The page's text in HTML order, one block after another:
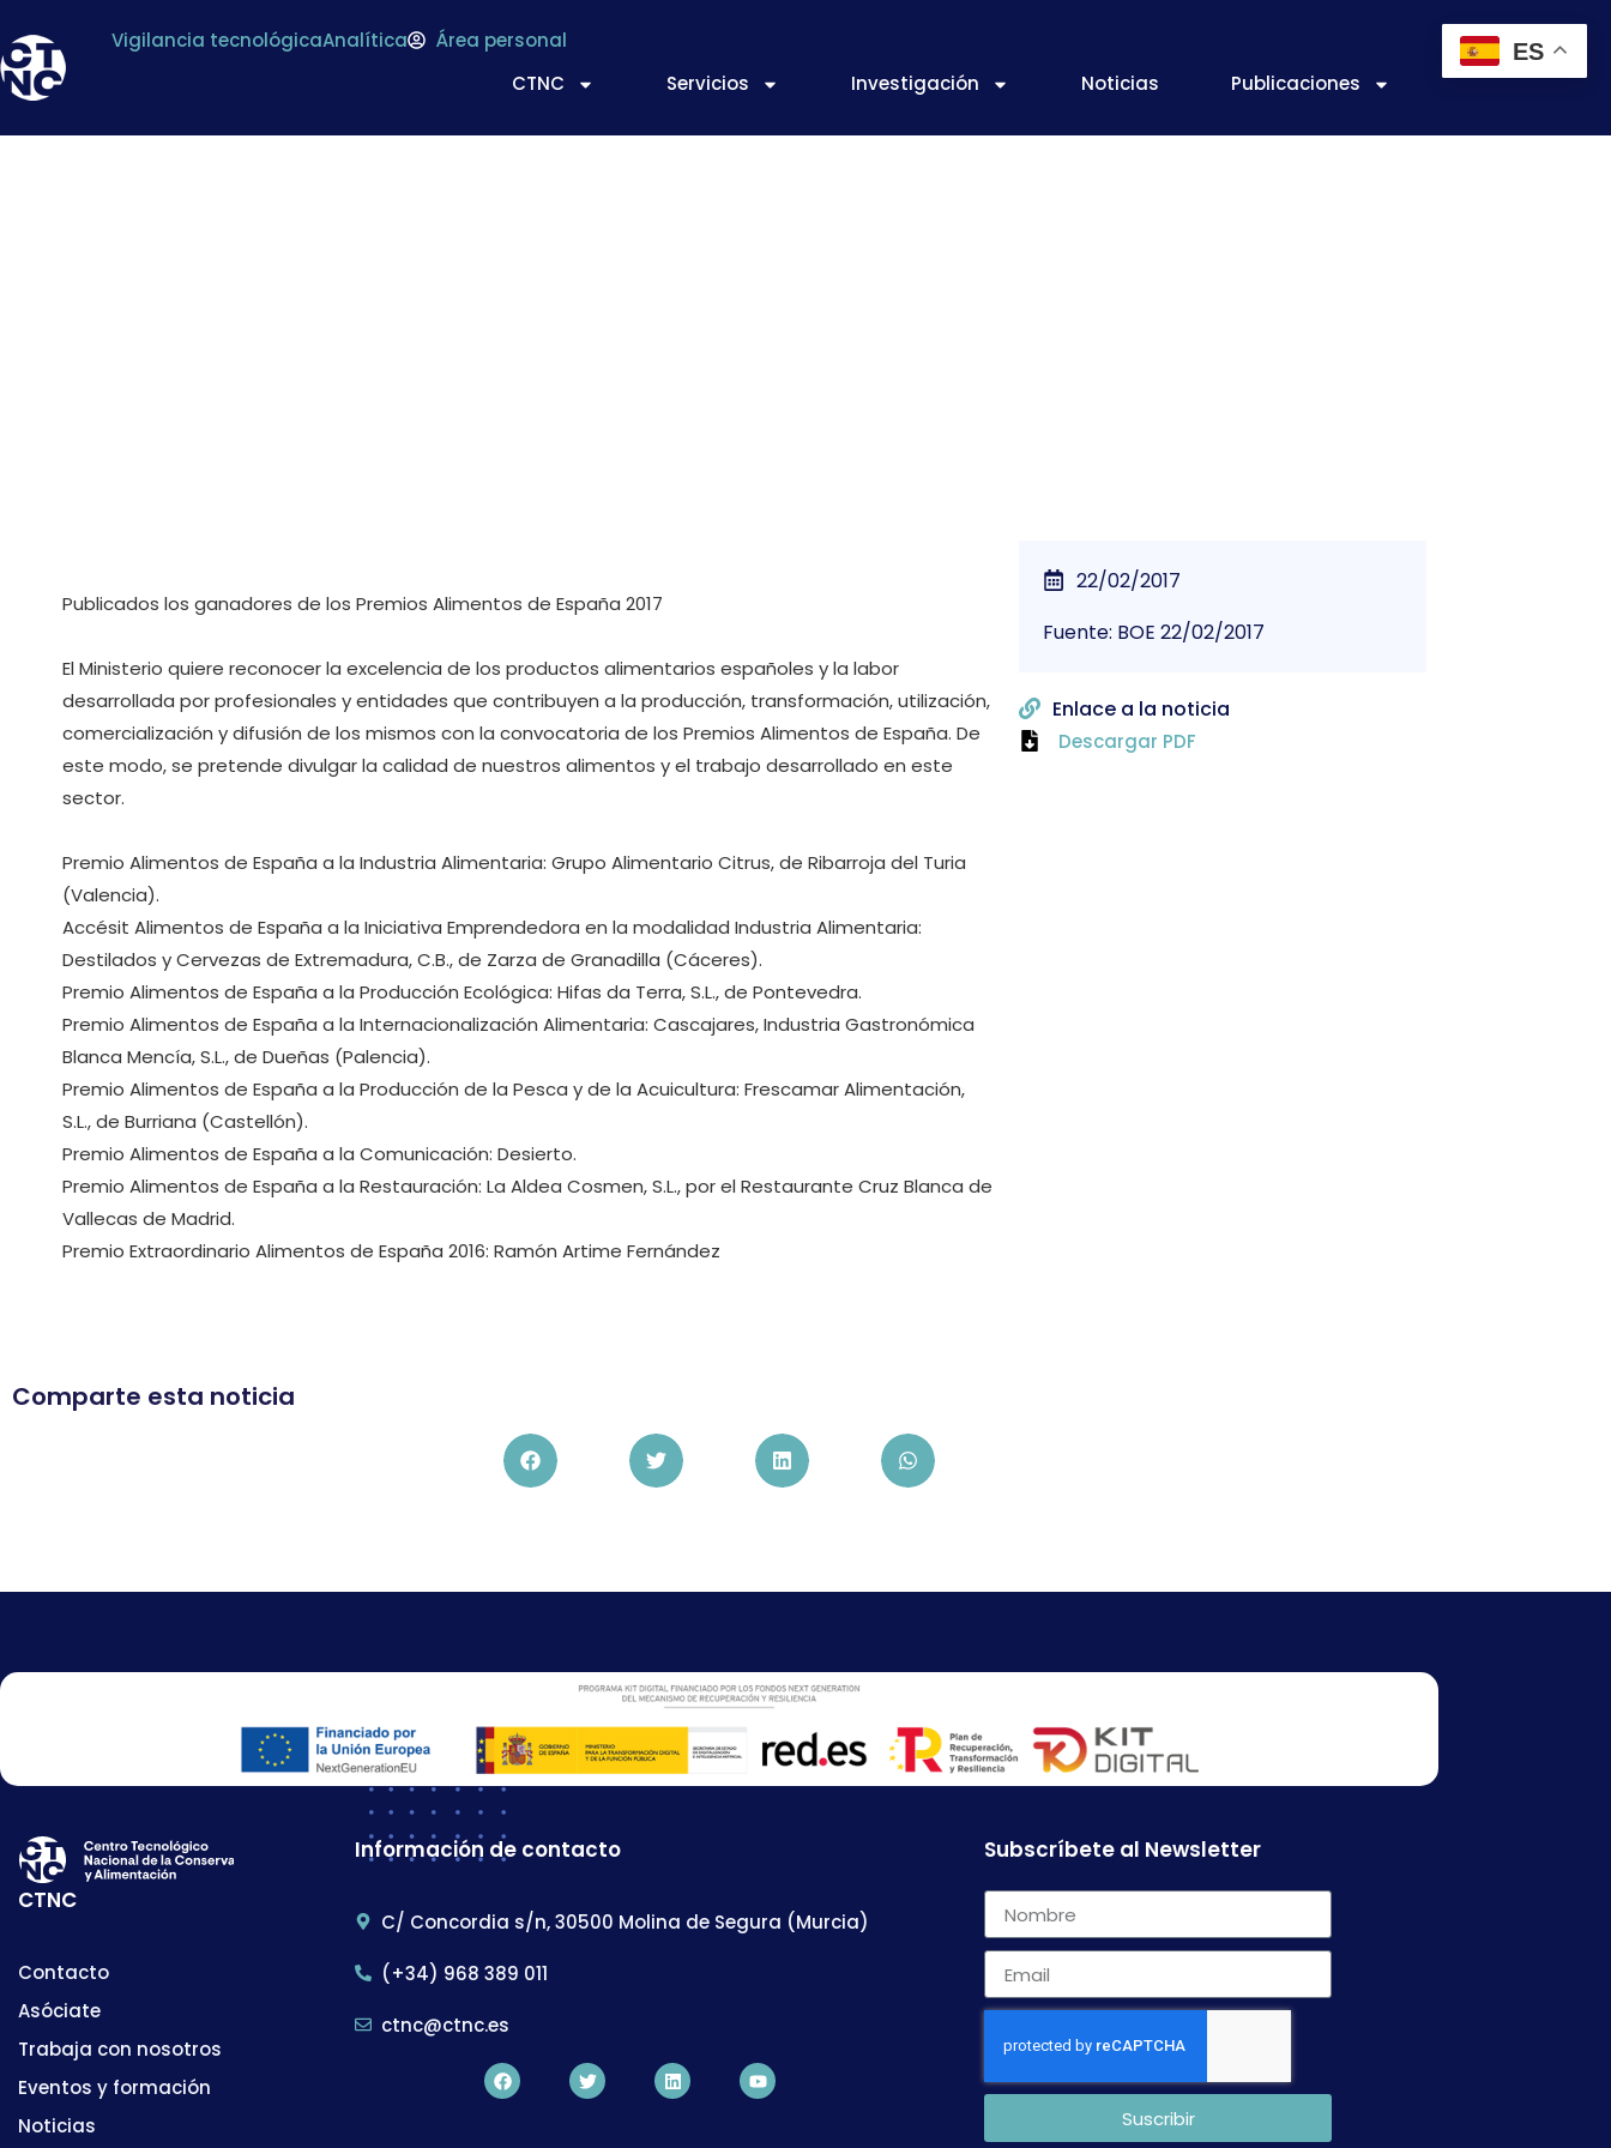
Vigilancia tecnológicaAnalítica
Área personal
CTNC
Servicios Investigación Noticias Publicaciones
Publicados los ganadores de los Premios Alimentos de España 2017
El Ministerio quiere reconocer la excelencia de los productos alimentarios españoles y la labor
desarrollada por profesionales y entidades que contribuyen a la producción, transformación, utilización,
comercialización y difusión de los mismos con la convocatoria de los Premios Alimentos de España. De
este modo, se pretende divulgar la calidad de nuestros alimentos y el trabajo desarrollado en este
sector.
Premio Alimentos de España a la Industria Alimentaria: Grupo Alimentario Citrus, de Ribarroja del Turia
(Valencia).
Accésit Alimentos de España a la Iniciativa Emprendedora en la modalidad Industria Alimentaria:
Destilados y Cervezas de Extremadura, C.B., de Zarza de Granadilla (Cáceres).
Premio Alimentos de España a la Producción Ecológica: Hifas da Terra, S.L., de Pontevedra.
Premio Alimentos de España a la Internacionalización Alimentaria: Cascajares, Industria Gastronómica
Blanca Mencía, S.L., de Dueñas (Palencia).
Premio Alimentos de España a la Producción de la Pesca y de la Acuicultura: Frescamar Alimentación,
S.L., de Burriana (Castellón).
Premio Alimentos de España a la Comunicación: Desierto.
Premio Alimentos de España a la Restauración: La Aldea Cosmen, S.L., por el Restaurante Cruz Blanca de
Vallecas de Madrid.
Premio Extraordinario Alimentos de España 2016: Ramón Artime Fernández
22/02/2017
Fuente: BOE 22/02/2017
Enlace a la noticia
Descargar PDF
Comparte esta noticia
CTNC
Contacto
Asóciate
Trabaja con nosotros
Eventos y formación
Noticias
Información de contacto
C/ Concordia s/n, 30500 Molina de Segura (Murcia)
(+34) 968 389 011
ctnc@ctnc.es
Subscríbete al Newsletter
Suscribir
ES